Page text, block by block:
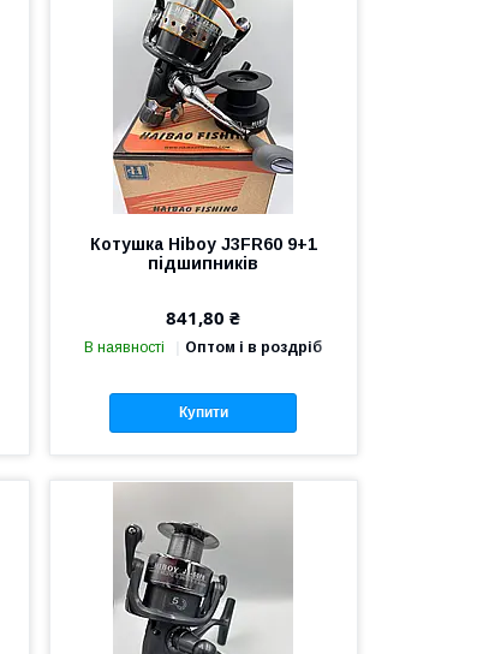
Котушка Hiboy J3FR60 9+1
підшипників
841,80 ₴
В наявності Оптом і в роздріб
Купити